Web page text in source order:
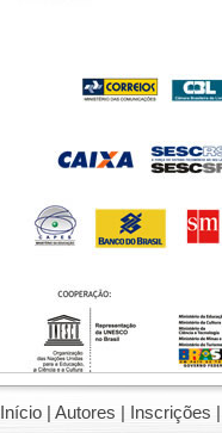
Início | Autores | Inscrições